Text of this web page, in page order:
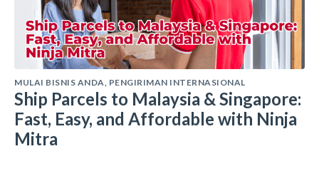
MULAI BISNIS ANDA PENGIRIMAN INTERNASIONAL
Ship Parcels to Malaysia & Singapore:
Fast, Easy, and Affordable with Ninja
Mitra